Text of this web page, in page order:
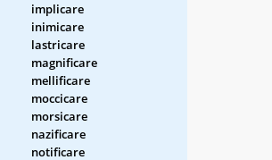
implicare
inimicare
lastricare
magnificare
mellificare
moccicare
morsicare
nazificare
notificare